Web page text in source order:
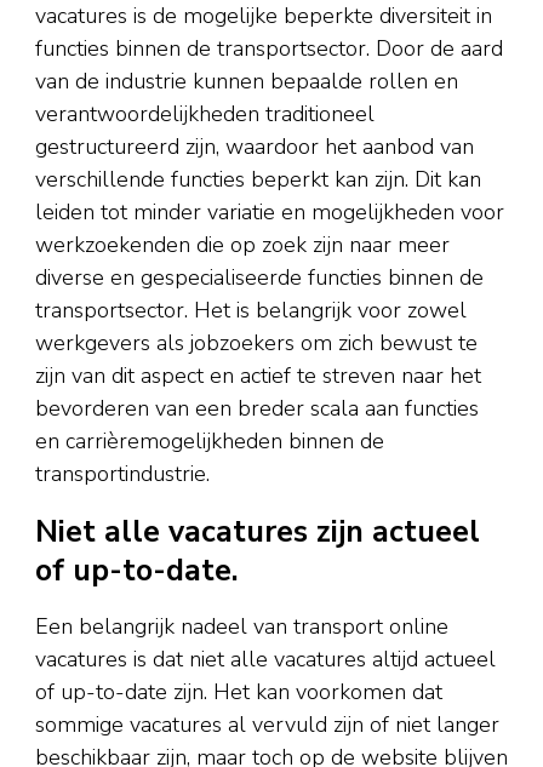
vacatures is de mogelijke beperkte diversiteit in
functies binnen de transportsector. Door de aard
van de industrie kunnen bepaalde rollen en
verantwoordelijkheden traditioneel
gestructureerd zijn, waardoor het aanbod van
verschillende functies beperkt kan zijn. Dit kan
leiden tot minder variatie en mogelijkheden voor
werkzoekenden die op zoek zijn naar meer
diverse en gespecialiseerde functies binnen de
transportsector. Het is belangrijk voor zowel
werkgevers als jobzoekers om zich bewust te
zijn van dit aspect en actief te streven naar het
bevorderen van een breder scala aan functies
en carrièremogelijkheden binnen de
transportindustrie.
Niet alle vacatures zijn actueel
of up-to-date.
Een belangrijk nadeel van transport online
vacatures is dat niet alle vacatures altijd actueel
of up-to-date zijn. Het kan voorkomen dat
sommige vacatures al vervuld zijn of niet langer
beschikbaar zijn, maar toch op de website blijven